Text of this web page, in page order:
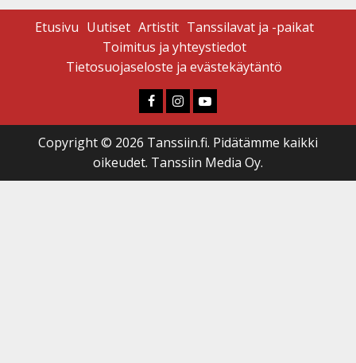
Etusivu Uutiset Artistit Tanssilavat ja -paikat
Toimitus ja yhteystiedot
Tietosuojaseloste ja evästekäytäntö
Faceboook
Instagram
Youtube
Copyright © 2026 Tanssiin.fi. Pidätämme kaikki
oikeudet. Tanssiin Media Oy.